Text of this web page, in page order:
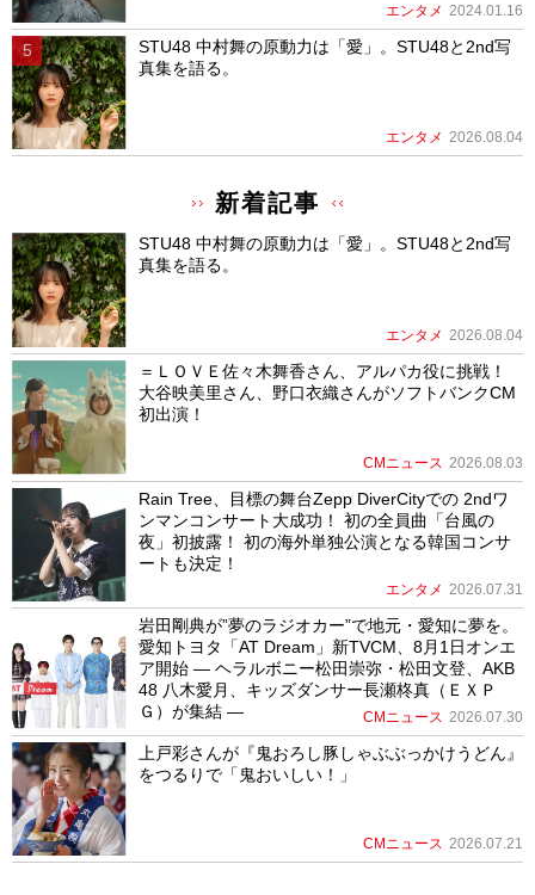
エンタメ 2024.01.16
STU48 中村舞の原動力は「愛」。STU48と2nd写
真集を語る。
エンタメ 2026.08.04
新着記事
STU48 中村舞の原動力は「愛」。STU48と2nd写
真集を語る。
エンタメ 2026.08.04
＝ＬＯＶＥ佐々木舞香さん、アルパカ役に挑戦！
大谷映美里さん、野口衣織さんがソフトバンクCM
初出演！
CMニュース 2026.08.03
Rain Tree、目標の舞台Zepp DiverCityでの 2ndワ
ンマンコンサート大成功！ 初の全員曲「台風の
夜」初披露！ 初の海外単独公演となる韓国コンサ
ートも決定！
エンタメ 2026.07.31
岩田剛典が”夢のラジオカー”で地元・愛知に夢を。
愛知トヨタ「AT Dream」新TVCM、8月1日オンエ
ア開始 ― ヘラルボニー松田崇弥・松田文登、AKB
48 八木愛月、キッズダンサー長瀬柊真（ＥＸＰ
Ｇ）が集結 ―
CMニュース 2026.07.30
上戸彩さんが『鬼おろし豚しゃぶぶっかけうどん』
をつるりで「鬼おいしい！」
CMニュース 2026.07.21